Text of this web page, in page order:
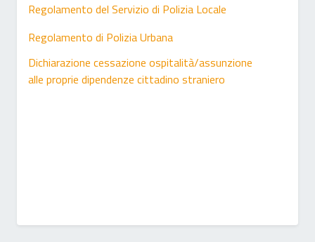
Regolamento del Servizio di Polizia Locale
Regolamento di Polizia Urbana
Dichiarazione cessazione ospitalità/assunzione
alle proprie dipendenze cittadino straniero